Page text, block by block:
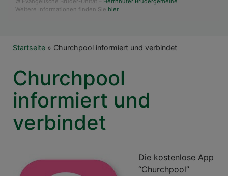
Weitere Informationen finden Sie hier .
Breadcrumb
Startseite Churchpool informiert und verbindet
Churchpool
informiert und
verbindet
Die kostenlose App
“Churchpool”